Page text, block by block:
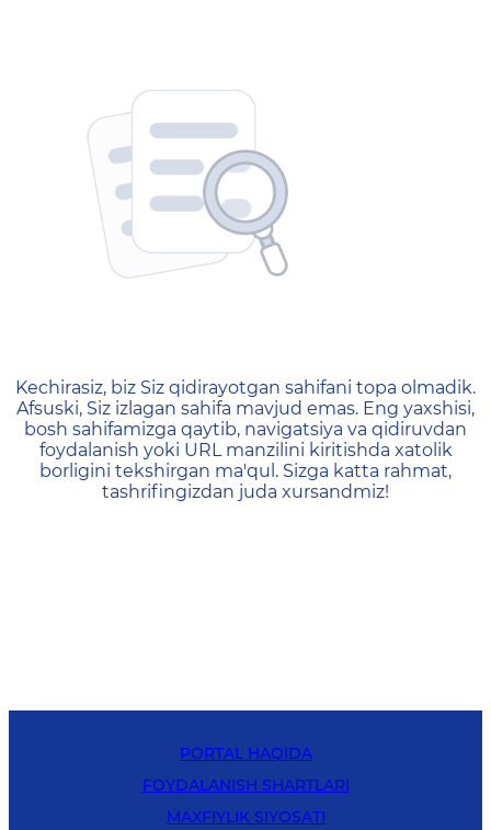
404 — Страница не
Kechirasiz, biz Siz qidirayotgan sahifani topa olmadik.
Afsuski, Siz izlagan sahifa mavjud emas. Eng yaxshisi,
bosh sahifamizga qaytib, navigatsiya va qidiruvdan
foydalanish yoki URL manzilini kiritishda xatolik
borligini tekshirgan ma'qul. Sizga katta rahmat,
tashrifingizdan juda xursandmiz!
PORTAL HAQIDA
FOYDALANISH SHARTLARI
MAXFIYLIK SIYOSATI